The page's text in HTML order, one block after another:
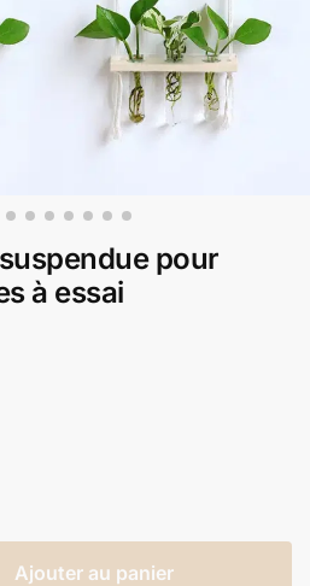
pour
à essai
Ajouter au panier